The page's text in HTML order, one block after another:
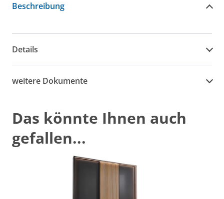
Beschreibung
Details
weitere Dokumente
Das könnte Ihnen auch
gefallen...